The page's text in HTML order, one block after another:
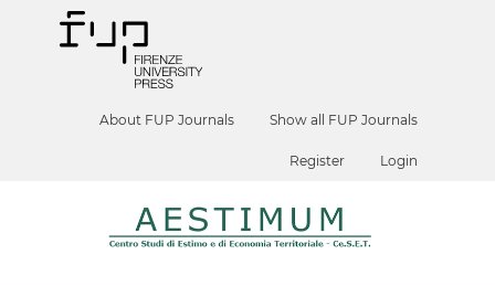
About FUP Journals Show all FUP Journals
Register Login